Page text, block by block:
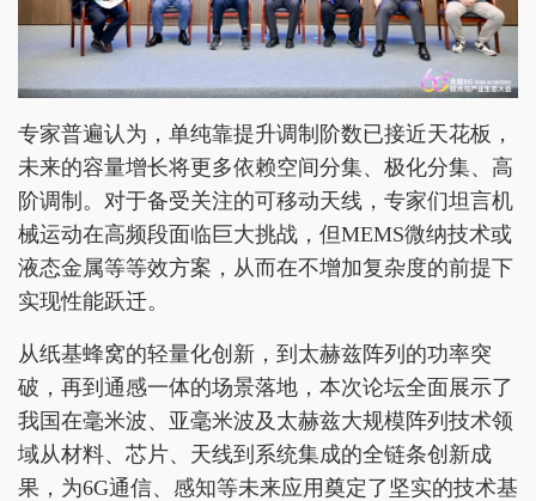
专家普遍认为，单纯靠提升调制阶数已接近天花板，
未来的容量增长将更多依赖空间分集、极化分集、高
阶调制。对于备受关注的可移动天线，专家们坦言机
械运动在高频段面临巨大挑战，但MEMS微纳技术或
液态金属等等效方案，从而在不增加复杂度的前提下
实现性能跃迁。
从纸基蜂窝的轻量化创新，到太赫兹阵列的功率突
破，再到通感一体的场景落地，本次论坛全面展示了
我国在毫米波、亚毫米波及太赫兹大规模阵列技术领
域从材料、芯片、天线到系统集成的全链条创新成
果，为6G通信、感知等未来应用奠定了坚实的技术基